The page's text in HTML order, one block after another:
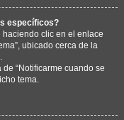
específicos?
clic en el enlace
ubicado cerca de la
“Notificarme cuando se
tema.